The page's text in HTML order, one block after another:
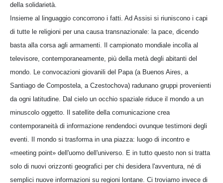
della solidarietà.
Insieme al linguaggio concorrono i fatti. Ad Assisi si riuniscono i capi
di tutte le religioni per una causa transnazionale: la pace, dicendo
basta alla corsa agli armamenti. Il campionato mondiale incolla al
televisore, contemporaneamente, più della metà degli abitanti del
mondo. Le convocazioni giovanili del Papa (a Buenos Aires, a
Santiago de Compostela, a Czestochova) radunano gruppi provenienti
da ogni latitudine. Dal cielo un occhio spaziale riduce il mondo a un
minuscolo oggetto. Il satellite della comunicazione crea
contemporaneità di informazione rendendoci ovunque testimoni degli
eventi. Il mondo si trasforma in una piazza: luogo di incontro e
«meeting point» dell'uomo dell'universo. E in tutto questo non si tratta
solo di nuovi orizzonti geografici per chi desidera l'avventura, né di
semplici nuove informazioni su regioni lontane. Ci troviamo invece di